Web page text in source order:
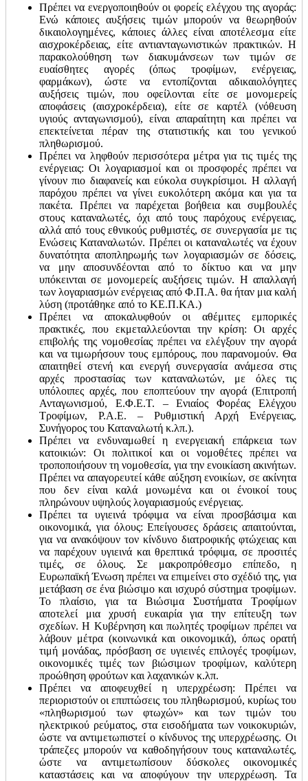
Πρέπει να ενεργοποιηθούν οι φορείς ελέγχου της αγοράς:
Ενώ κάποιες αυξήσεις τιμών μπορούν να θεωρηθούν
δικαιολογημένες, κάποιες άλλες είναι αποτέλεσμα είτε
αισχροκέρδειας, είτε αντιανταγωνιστικών πρακτικών. Η
παρακολούθηση των διακυμάνσεων των τιμών σε
ευαίσθητες αγορές (όπως τροφίμων, ενέργειας,
φαρμάκων), ώστε να εντοπίζονται αδικαιολόγητες
αυξήσεις τιμών, που οφείλονται είτε σε μονομερείς
αποφάσεις (αισχροκέρδεια), είτε σε καρτέλ (νόθευση
υγιούς ανταγωνισμού), είναι απαραίτητη και πρέπει να
επεκτείνεται πέραν της στατιστικής και του γενικού
πληθωρισμού.
Πρέπει να ληφθούν περισσότερα μέτρα για τις τιμές της
ενέργειας: Οι λογαριασμοί και οι προσφορές πρέπει να
γίνουν πιο διαφανείς και εύκολα συγκρίσιμοι. Η αλλαγή
παρόχου πρέπει να γίνει ευκολότερη ακόμα και για τα
πακέτα. Πρέπει να παρέχεται βοήθεια και συμβουλές
στους καταναλωτές, όχι από τους παρόχους ενέργειας,
αλλά από τους εθνικούς ρυθμιστές, σε συνεργασία με τις
Ενώσεις Καταναλωτών. Πρέπει οι καταναλωτές να έχουν
δυνατότητα αποπληρωμής των λογαριασμών σε δόσεις,
να μην αποσυνδέονται από το δίκτυο και να μην
υπόκεινται σε μονομερείς αυξήσεις τιμών. Η απαλλαγή
των λογαριασμών ενέργειας από Φ.Π.Α. θα ήταν μια καλή
λύση (προτάθηκε από το ΚΕ.Π.ΚΑ.)
Πρέπει να αποκαλυφθούν οι αθέμιτες εμπορικές
πρακτικές, που εκμεταλλεύονται την κρίση: Οι αρχές
επιβολής της νομοθεσίας πρέπει να ελέγξουν την αγορά
και να τιμωρήσουν τους εμπόρους, που παρανομούν. Θα
απαιτηθεί στενή και ενεργή συνεργασία ανάμεσα στις
αρχές προστασίας των καταναλωτών, με όλες τις
υπόλοιπες αρχές, που εποπτεύουν την αγορά (Επιτροπή
Ανταγωνισμού, Ε.Φ.Ε.Τ. – Ενιαίος Φορέας Ελέγχου
Τροφίμων, Ρ.Α.Ε. – Ρυθμιστική Αρχή Ενέργειας,
Συνήγορος του Καταναλωτή κ.λπ.).
Πρέπει να ενδυναμωθεί η ενεργειακή επάρκεια των
κατοικιών: Οι πολιτικοί και οι νομοθέτες πρέπει να
τροποποιήσουν τη νομοθεσία, για την ενοικίαση ακινήτων.
Πρέπει να απαγορευτεί κάθε αύξηση ενοικίων, σε ακίνητα
που δεν είναι καλά μονωμένα και οι ένοικοί τους
πληρώνουν υψηλούς λογαριασμούς ενέργειας.
Πρέπει τα υγιεινά τρόφιμα να είναι προσβάσιμα και
οικονομικά, για όλους: Επείγουσες δράσεις απαιτούνται,
για να ανακόψουν τον κίνδυνο διατροφικής φτώχειας και
να παρέχουν υγιεινά και θρεπτικά τρόφιμα, σε προσιτές
τιμές, σε όλους. Σε μακροπρόθεσμο επίπεδο, η
Ευρωπαϊκή Ένωση πρέπει να επιμείνει στο σχέδιό της, για
μετάβαση σε ένα βιώσιμο και ισχυρό σύστημα τροφίμων.
Το πλαίσιο, για τα Βιώσιμα Συστήματα Τροφίμων
αποτελεί μια χρυσή ευκαιρία για την επίτευξη των
σχεδίων. Η Κυβέρνηση και πωλητές τροφίμων πρέπει να
λάβουν μέτρα (κοινωνικά και οικονομικά), όπως ορατή
τιμή μονάδας, πρόσβαση σε υγιεινές επιλογές τροφίμων,
οικονομικές τιμές των βιώσιμων τροφίμων, καλύτερη
προώθηση φρούτων και λαχανικών κ.λπ.
Πρέπει να αποφευχθεί η υπερχρέωση: Πρέπει να
περιοριστούν οι επιπτώσεις του πληθωρισμού, κυρίως του
«πληθωρισμού των φτωχών» και των τιμών του
ηλεκτρικού ρεύματος, στα εισοδήματα των νοικοκυριών,
ώστε να αντιμετωπιστεί ο κίνδυνος της υπερχρέωσης. Οι
τράπεζες μπορούν να καθοδηγήσουν τους καταναλωτές,
ώστε να αντιμετωπίσουν δύσκολες οικονομικές
καταστάσεις και να αποφύγουν την υπερχρέωση. Τα